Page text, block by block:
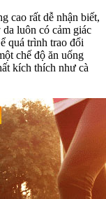
cao rất dễ nhận biết,
da luôn có cảm giác
quá trình trao đổi
chế độ ăn uống
kích thích như cà